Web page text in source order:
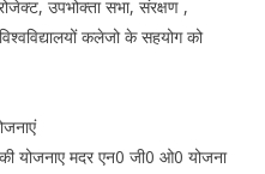
उपभोक्ता सभा, संरक्षण ,
कलेजो के सहयोग को
की योजनाए मदर एन0 जी0 ओ0 योजना